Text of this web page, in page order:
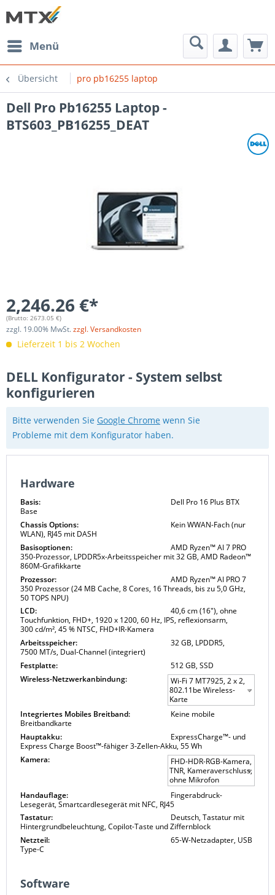
Menü
Übersicht pro pb16255 laptop
Dell Pro Pb16255 Laptop -
BTS603_PB16255_DEAT
2,246.26 €*
(Brutto: 2673.05 €)
zzgl. 19.00% MwSt.zzgl. Versandkosten
Lieferzeit 1 bis 2 Wochen
DELL Konfigurator - System selbst
konfigurieren
Bitte verwenden Sie Google Chrome wenn Sie
Probleme mit dem Konfigurator haben.
Hardware
Basis:
Dell Pro 16 Plus BTX
Base
Chassis Options:
Kein WWAN-Fach (nur
WLAN), RJ45 mit DASH
Basisoptionen:
AMD Ryzen™ AI 7 PRO
350-Prozessor, LPDDR5x-Arbeitsspeicher mit 32 GB, AMD Radeon™
860M-Grafikkarte
Prozessor:
AMD Ryzen™ AI PRO 7
350 Prozessor (24 MB Cache, 8 Cores, 16 Threads, bis zu 5,0 GHz,
50 TOPS NPU)
LCD:
40,6 cm (16"), ohne
Touchfunktion, FHD+, 1920 x 1200, 60 Hz, IPS, reflexionsarm,
300 cd/m², 45 % NTSC, FHD+IR-Kamera
Arbeitsspeicher:
32 GB, LPDDR5,
7500 MT/s, Dual-Channel (integriert)
Festplatte:
512 GB, SSD
Wireless-Netzwerkanbindung:
Wi-Fi 7 MT7925, 2 x 2,
802.11be Wireless-
Karte
Integriertes Mobiles Breitband:
Keine mobile
Breitbandkarte
Hauptakku:
ExpressCharge™- und
Express Charge Boost™-fähiger 3-Zellen-Akku, 55 Wh
Kamera:
FHD-HDR-RGB-Kamera,
TNR, Kameraverschluss,
ohne Mikrofon
Handauflage:
Fingerabdruck-
Lesegerät, Smartcardlesegerät mit NFC, RJ45
Tastatur:
Deutsch, Tastatur mit
Hintergrundbeleuchtung, Copilot-Taste und Ziffernblock
Netzteil:
65-W-Netzadapter, USB
Type-C
Software